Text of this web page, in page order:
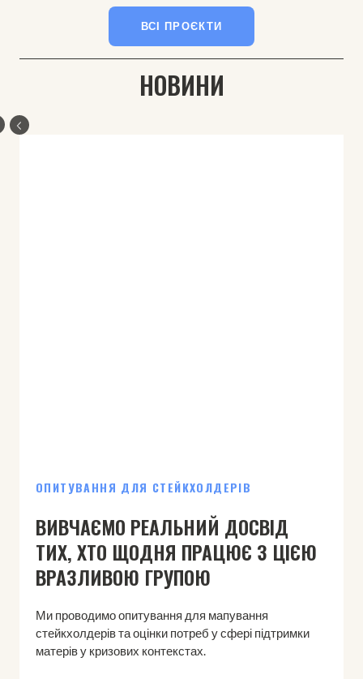
ВСІ ПРОЄКТИ
НОВИНИ
ОПИТУВАННЯ ДЛЯ СТЕЙКХОЛДЕРІВ
ВИВЧАЄМО РЕАЛЬНИЙ ДОСВІД
ТИХ, ХТО ЩОДНЯ ПРАЦЮЄ З ЦІЄЮ
ВРАЗЛИВОЮ ГРУПОЮ
Ми проводимо опитування для мапування
стейкхолдерів та оцінки потреб у сфері підтримки
матерів у кризових контекстах.